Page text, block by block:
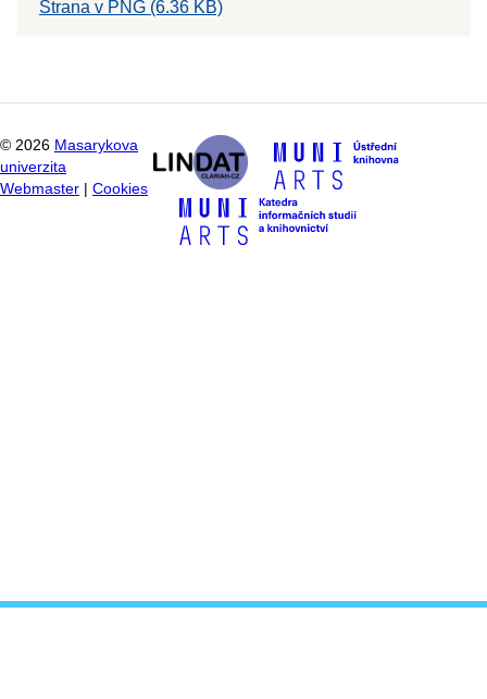
Strana v PNG (6.36 KB)
© 2026 Masarykova
univerzita
Webmaster
Cookies